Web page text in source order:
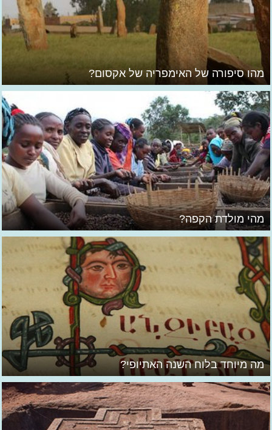
מהו סיפורה של האימפריה של אקסום?
מהי מולדת הקפה?
מה מיוחד בלוח השנה האתיופי?